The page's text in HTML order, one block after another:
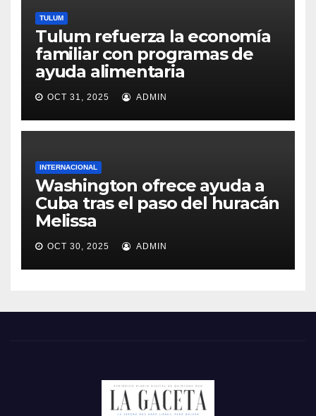
TULUM
Tulum refuerza la economía
familiar con programas de
ayuda alimentaria
OCT 31, 2025 ADMIN
INTERNACIONAL
Washington ofrece ayuda a
Cuba tras el paso del huracán
Melissa
OCT 30, 2025 ADMIN